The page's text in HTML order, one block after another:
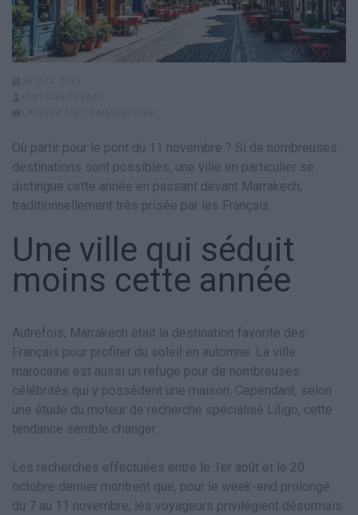
Où partir pour le pont du 11 novembre ? Si de nombreuses
destinations sont possibles, une ville en particulier se
distingue cette année en passant devant Marrakech,
traditionnellement très prisée par les Français.
Une ville qui séduit
moins cette année
Autrefois, Marrakech était la destination favorite des
Français pour profiter du soleil en automne. La ville
marocaine est aussi un refuge pour de nombreuses
célébrités qui y possèdent une maison. Cependant, selon
une étude du moteur de recherche spécialisé Liligo, cette
tendance semble changer.
Les recherches effectuées entre le 1er août et le 20
octobre dernier montrent que, pour le week-end prolongé
du 7 au 11 novembre, les voyageurs privilégient désormais